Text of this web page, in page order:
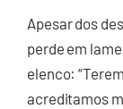
Apesar dos
perde em
elenco:
acreditamos